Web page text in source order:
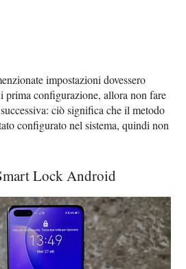
impostazioni dovessero
prima configurazione, allora non fare
ciò significa che il metodo
configurato nel sistema, quindi non
Lock Android